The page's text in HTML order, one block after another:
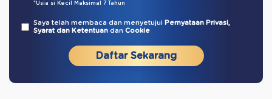
*Usia si Kecil Maksimal 7 Tahun
Saya telah membaca dan menyetujui Pernyataan Privasi,
Syarat dan Ketentuan dan Cookie
Daftar Sekarang